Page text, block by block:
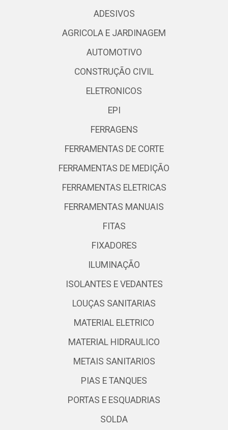
ADESIVOS
AGRICOLA E JARDINAGEM
AUTOMOTIVO
CONSTRUÇÃO CIVIL
ELETRONICOS
EPI
FERRAGENS
FERRAMENTAS DE CORTE
FERRAMENTAS DE MEDIÇÃO
FERRAMENTAS ELETRICAS
FERRAMENTAS MANUAIS
FITAS
FIXADORES
ILUMINAÇÃO
ISOLANTES E VEDANTES
LOUÇAS SANITARIAS
MATERIAL ELETRICO
MATERIAL HIDRAULICO
METAIS SANITARIOS
PIAS E TANQUES
PORTAS E ESQUADRIAS
SOLDA